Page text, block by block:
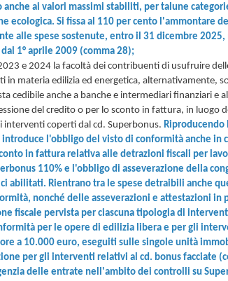
ai valori massimi stabiliti, per talune
ecologica.Si fissa al 110 per cento l'ammontare
alle spese sostenute, entro il 31 dicembre
1° aprile 2009 (comma 28);
e 2024 la facoltà dei contribuenti di usufruire
in materia edilizia ed energetica, alternativamente,
cedibile anche a banche e intermediari finanziari e
del credito o per lo sconto in fattura, in luogo
interventi coperti dal cd. Superbonus.Riproducendo
l'obbligo del visto di conformità anche in
in fattura relativa alle detrazioni fiscali per
110% e l'obbligo di asseverazione della
abilitati.Rientrano tra le spese detraibili anche
nonché delle asseverazioni e attestazioni in
fiscale pervista per ciascuna tipologia di
per le opere di edilizia libera e per gli
a 10.000 euro, eseguiti sulle singole unità
per gli interventi relativi al cd. bonus facciate
delle entrate nell'ambito dei controlli su